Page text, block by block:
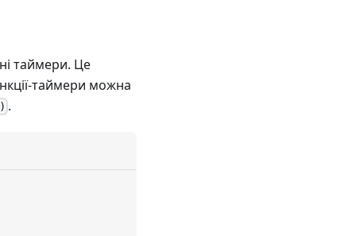
таймери. Це
таймери можна
.